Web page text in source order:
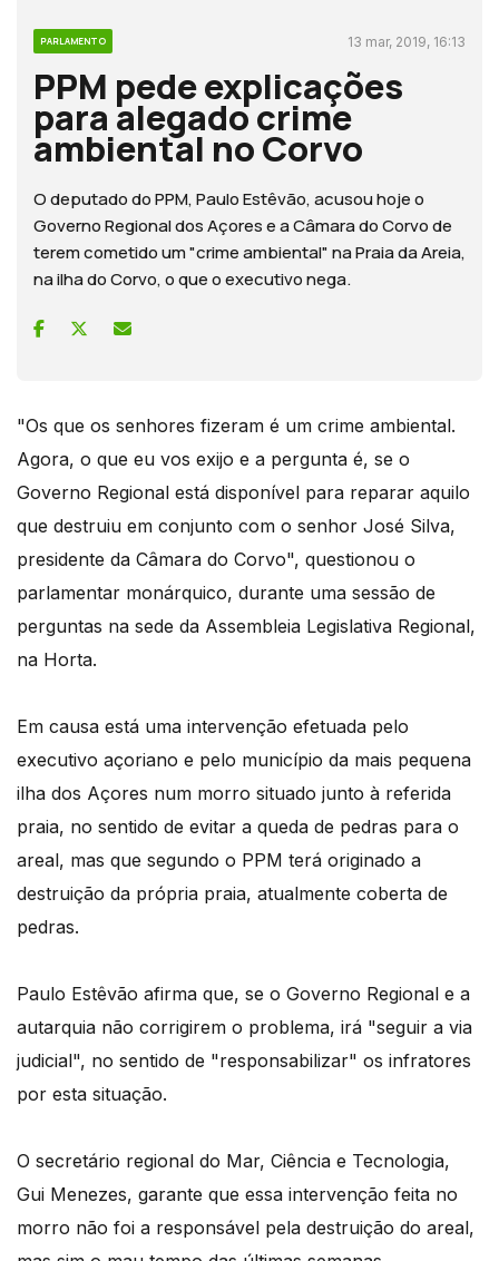
PARLAMENTO 13 mar, 2019, 16:13
PPM pede explicações
para alegado crime
ambiental no Corvo
O deputado do PPM, Paulo Estêvão, acusou hoje o
Governo Regional dos Açores e a Câmara do Corvo de
terem cometido um "crime ambiental" na Praia da Areia,
na ilha do Corvo, o que o executivo nega.
"Os que os senhores fizeram é um crime ambiental.
Agora, o que eu vos exijo e a pergunta é, se o
Governo Regional está disponível para reparar aquilo
que destruiu em conjunto com o senhor José Silva,
presidente da Câmara do Corvo", questionou o
parlamentar monárquico, durante uma sessão de
perguntas na sede da Assembleia Legislativa Regional,
na Horta.
Em causa está uma intervenção efetuada pelo
executivo açoriano e pelo município da mais pequena
ilha dos Açores num morro situado junto à referida
praia, no sentido de evitar a queda de pedras para o
areal, mas que segundo o PPM terá originado a
destruição da própria praia, atualmente coberta de
pedras.
Paulo Estêvão afirma que, se o Governo Regional e a
autarquia não corrigirem o problema, irá "seguir a via
judicial", no sentido de "responsabilizar" os infratores
por esta situação.
O secretário regional do Mar, Ciência e Tecnologia,
Gui Menezes, garante que essa intervenção feita no
morro não foi a responsável pela destruição do areal,